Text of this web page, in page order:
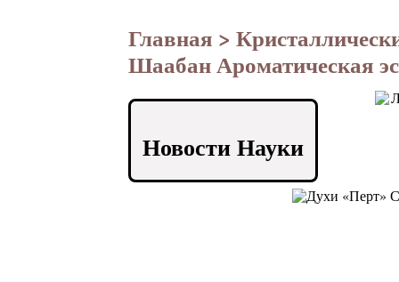
Главная >
Шаабан Ароматическая
Новости Науки